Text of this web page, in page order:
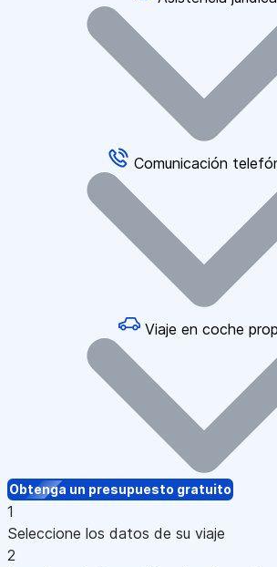
Comunicación
Viaje en coche
Obtenga un presupuesto gratuito
1
Seleccione los datos de su viaje
2